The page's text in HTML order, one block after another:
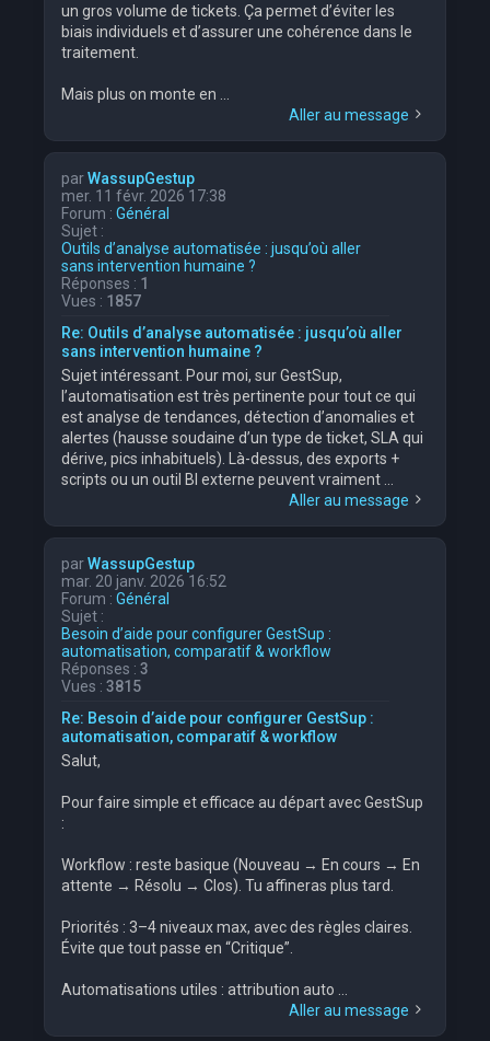
un gros volume de tickets. Ça permet d’éviter les
biais individuels et d’assurer une cohérence dans le
traitement.
Mais plus on monte en ...
Aller au message
parWassupGestup
mer. 11 févr. 2026 17:38
Forum : Général
Sujet :
Outils d’analyse automatisée : jusqu’où aller
sans intervention humaine ?
Réponses : 1
Vues : 1857
Re: Outils d’analyse automatisée : jusqu’où aller
sans intervention humaine ?
Sujet intéressant. Pour moi, sur GestSup,
l’automatisation est très pertinente pour tout ce qui
est analyse de tendances, détection d’anomalies et
alertes (hausse soudaine d’un type de ticket, SLA qui
dérive, pics inhabituels). Là-dessus, des exports +
scripts ou un outil BI externe peuvent vraiment ...
Aller au message
parWassupGestup
mar. 20 janv. 2026 16:52
Forum : Général
Sujet :
Besoin d’aide pour configurer GestSup :
automatisation, comparatif & workflow
Réponses : 3
Vues : 3815
Re: Besoin d’aide pour configurer GestSup :
automatisation, comparatif & workflow
Salut,
Pour faire simple et efficace au départ avec GestSup
:
Workflow : reste basique (Nouveau → En cours → En
attente → Résolu → Clos). Tu affineras plus tard.
Priorités : 3–4 niveaux max, avec des règles claires.
Évite que tout passe en “Critique”.
Automatisations utiles : attribution auto ...
Aller au message